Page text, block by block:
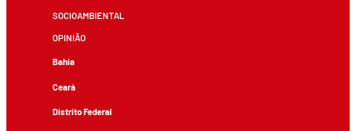
SOCIOAMBIENTAL
OPINIÃO
Bahia
Ceará
Distrito Federal